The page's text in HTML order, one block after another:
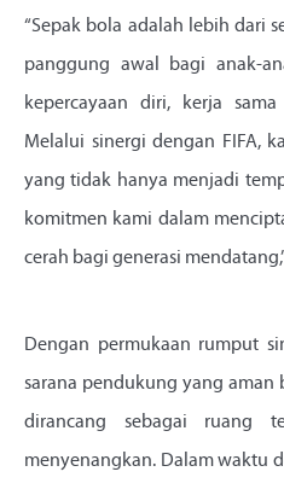
“Sepak bola adalah lebih dari
panggung awal bagi anak-
kepercayaan diri, kerja
Melalui sinergi dengan FIFA,
yang tidak hanya menjadi
komitmen kami dalam
cerah bagi generasi
Dengan permukaan rumput
sarana pendukung yang aman
dirancang sebagai ruang
menyenangkan. Dalam waktu